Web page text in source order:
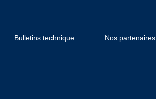
Bulletins technique Nos partenaires